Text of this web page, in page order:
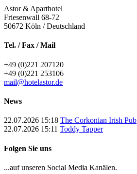
Astor & Aparthotel
Friesenwall 68-72
50672 Köln / Deutschland
Tel. / Fax / Mail
+49 (0)221 207120
+49 (0)221 253106
mail@hotelastor.de
News
22.07.2026 15:18 The Corkonian Irish Pub
22.07.2026 15:11 Toddy Tapper
Folgen Sie uns
...auf unseren Social Media Kanälen.